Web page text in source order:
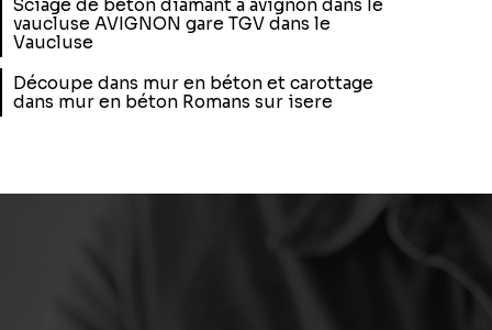
Sciage de béton diamant à avignon dans le
vaucluse AVIGNON gare TGV dans le
Vaucluse
Découpe dans mur en béton et carottage
dans mur en béton Romans sur isere